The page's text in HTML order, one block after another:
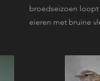
broedseizoen loopt
eieren met bruine